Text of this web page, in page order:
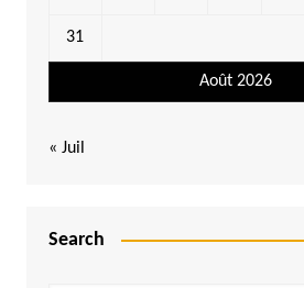
Août 2026
31
« Juil
Search